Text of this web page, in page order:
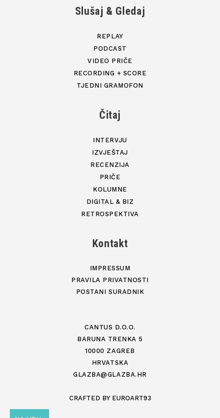
Slušaj & Gledaj
REPLAY
PODCAST
VIDEO PRIČE
RECORDING + SCORE
TJEDNI GRAMOFON
Čitaj
INTERVJU
IZVJEŠTAJ
RECENZIJA
PRIČE
KOLUMNE
DIGITAL & BIZ
RETROSPEKTIVA
Kontakt
IMPRESSUM
PRAVILA PRIVATNOSTI
POSTANI SURADNIK
CANTUS D.O.O.
BARUNA TRENKA 5
10000 ZAGREB
HRVATSKA
GLAZBA@GLAZBA.HR
CRAFTED BY EUROART93